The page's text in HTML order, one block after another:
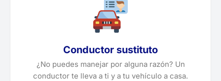
Conductor sustituto
¿No puedes manejar por alguna razón? Un
conductor te lleva a ti y a tu vehículo a casa.